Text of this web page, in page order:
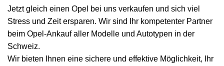
Jetzt gleich einen Opel bei uns verkaufen und sich viel
Stress und Zeit ersparen. Wir sind Ihr kompetenter Partner
beim Opel-Ankauf aller Modelle und Autotypen in der
Schweiz.
Wir bieten Ihnen eine sichere und effektive Möglichkeit, Ihr